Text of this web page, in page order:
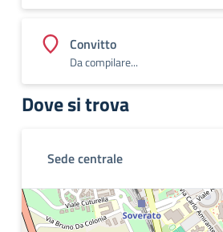
Convitto
Da compilare...
Dove si trova
Sede centrale